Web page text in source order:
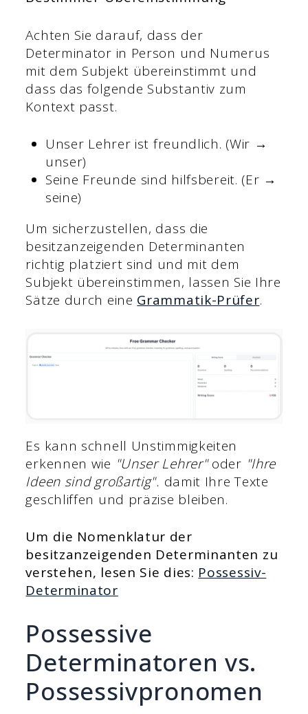
Achten Sie darauf, dass der
Determinator in Person und Numerus
mit dem Subjekt übereinstimmt und
dass das folgende Substantiv zum
Kontext passt.
Unser Lehrer ist freundlich. (Wir →
unser)
Seine Freunde sind hilfsbereit. (Er →
seine)
Um sicherzustellen, dass die
besitzanzeigenden Determinanten
richtig platziert sind und mit dem
Subjekt übereinstimmen, lassen Sie Ihre
Sätze durch eine Grammatik-Prüfer.
Es kann schnell Unstimmigkeiten
erkennen wie "Unser Lehrer"oder "Ihre
Ideen sind großartig". damit Ihre Texte
geschliffen und präzise bleiben.
Um die Nomenklatur der
besitzanzeigenden Determinanten zu
verstehen, lesen Sie dies: Possessiv-
Determinator
Possessive
Determinatoren vs.
Possessivpronomen